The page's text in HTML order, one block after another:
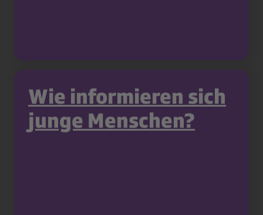
Wie informieren sich
junge Menschen?